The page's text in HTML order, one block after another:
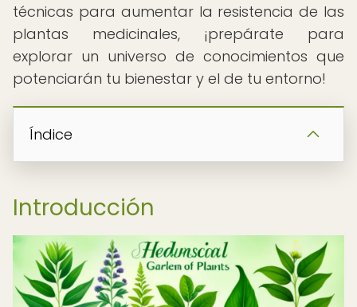
técnicas para aumentar la resistencia de las
plantas medicinales, ¡prepárate para
explorar un universo de conocimientos que
potenciarán tu bienestar y el de tu entorno!
Índice
Introducción